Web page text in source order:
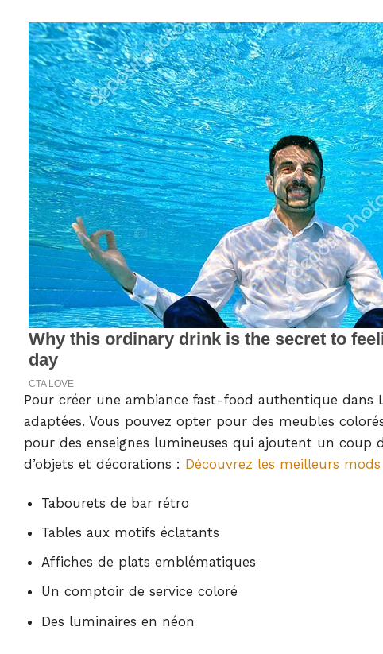
Pour créer une ambiance fast-food authentique dans
adaptées. Vous pouvez opter pour des meubles
pour des enseignes lumineuses qui ajoutent un coup
d’objets et décorations : Découvrez les meilleurs
Tabourets de bar rétro
Tables aux motifs éclatants
Affiches de plats emblématiques
Un comptoir de service coloré
Des luminaires en néon